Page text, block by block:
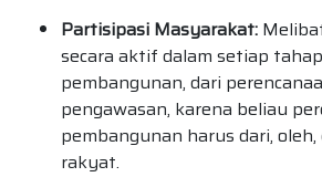
Partisipasi Masyarakat:
secara aktif dalam setiap
pembangunan, dari
pengawasan, karena beliau
pembangunan harus dari,
rakyat.